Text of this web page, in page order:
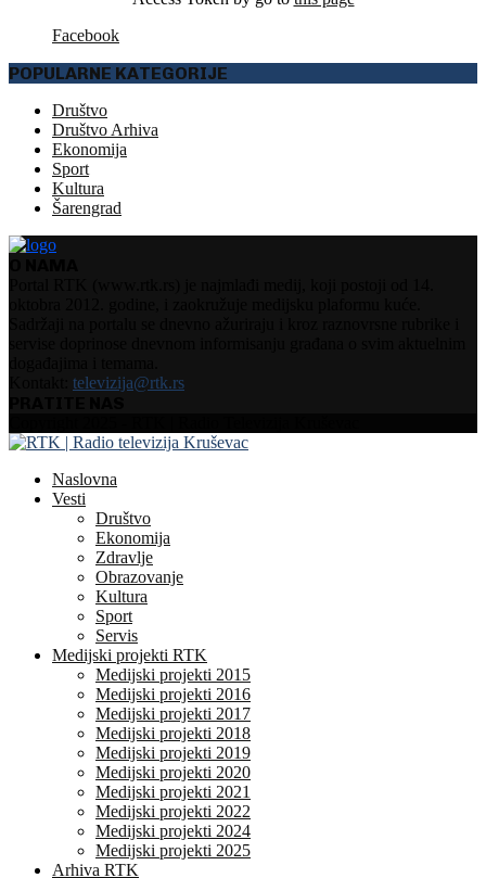
Facebook
POPULARNE KATEGORIJE
Društvo
Društvo Arhiva
Ekonomija
Sport
Kultura
Šarengrad
televizija@rtk.rs
Naslovna
Vesti
Društvo
Ekonomija
Zdravlje
Obrazovanje
Kultura
Sport
Servis
Medijski projekti RTK
Medijski projekti 2015
Medijski projekti 2016
Medijski projekti 2017
Medijski projekti 2018
Medijski projekti 2019
Medijski projekti 2020
Medijski projekti 2021
Medijski projekti 2022
Medijski projekti 2024
Medijski projekti 2025
Arhiva RTK